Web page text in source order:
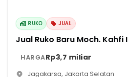
RUKO JUAL
Jual Ruko Baru Moch. Kahfi I
HARGARp3,7 miliar
Jagakarsa, Jakarta Selatan